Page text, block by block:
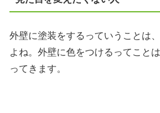
外壁に塗装をするっていうことは
よね。外壁に色をつけるってこと
ってきます。